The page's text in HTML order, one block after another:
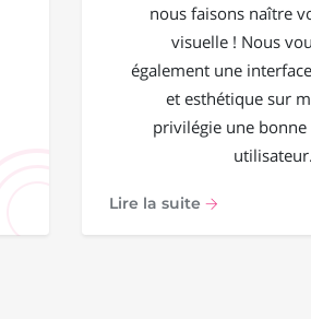
nous faisons naître
visuelle ! Nous
également une
et esthétique sur
privilégie une bonne
utilisateur.
Lire la suite